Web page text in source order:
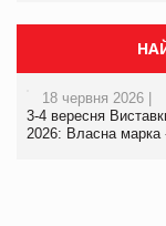
18 червня 2026 |
3-4 вересня
2026: Власна марка